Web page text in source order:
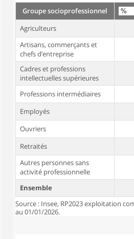
Groupe socioprofessionnel
Agriculteurs
Artisans, commerçants et
chefs d’entreprise
Cadres et professions
intellectuelles supérieures
Professions intermédiaires
Employés
Ouvriers
Retraités
Autres personnes sans
activité professionnelle
Ensemble
Source : Insee, RP2023 exploitation
au 01/01/2026.